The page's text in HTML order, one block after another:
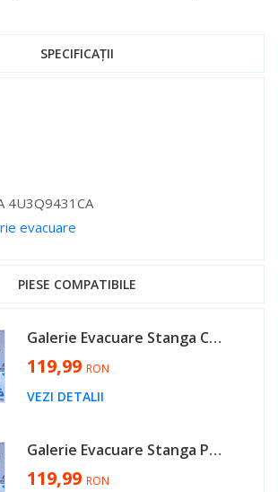
SPECIFICAȚII
4U3Q9431CA
evacuare
PIESE COMPATIBILE
Galerie Evacuare Stanga Citroen C5 2.7 HDI 2007 - 2017 Cod 4U3Q-9431-CA 4U3Q9431CA [AV0500]
119,99 RON
VEZI DETALII
Galerie Evacuare Stanga Peugeot 407 2.7 HDI 2005 - 2010 Cod 4U3Q-9431-CA 4U3Q9431CA [AV0500]
119,99 RON